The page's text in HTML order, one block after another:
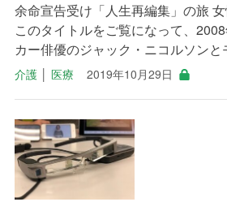
余命宣告受け「人生再編集」の旅
このタイトルをご覧になって、
カー俳優のジャック・ニコルソンと
介護│ 医療 2019年10月29日